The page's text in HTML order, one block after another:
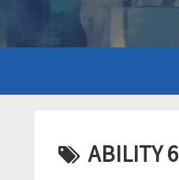
ABILITY 6